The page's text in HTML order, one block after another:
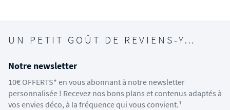
UN PETIT GOÛT DE REVIENS-Y…
Notre newsletter
10€ OFFERTS* en vous abonnant à notre newsletter
personnalisée ! Recevez nos bons plans et contenus adaptés à
vos envies déco, à la fréquence qui vous convient.¹